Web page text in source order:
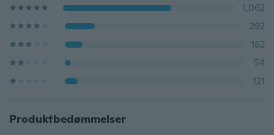
1,062
292
162
54
121
Produktbedømmelser